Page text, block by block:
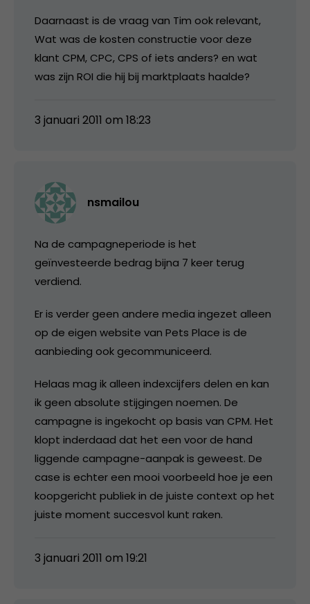
Daarnaast is de vraag van Tim ook relevant,
Wat was de kosten constructie voor deze
klant CPM, CPC, CPS of iets anders? en wat
was zijn ROI die hij bij marktplaats haalde?
3 januari 2011 om 18:23
nsmailou
Na de campagneperiode is het
geïnvesteerde bedrag bijna 7 keer terug
verdiend.
Er is verder geen andere media ingezet alleen
op de eigen website van Pets Place is de
aanbieding ook gecommuniceerd.
Helaas mag ik alleen indexcijfers delen en kan
ik geen absolute stijgingen noemen. De
campagne is ingekocht op basis van CPM. Het
klopt inderdaad dat het een voor de hand
liggende campagne-aanpak is geweest. De
case is echter een mooi voorbeeld hoe je een
koopgericht publiek in de juiste context op het
juiste moment succesvol kunt raken.
3 januari 2011 om 19:21